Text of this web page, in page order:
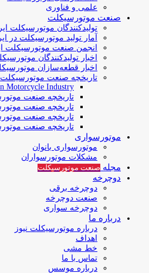
علمی و فناوری
صنعت موتورسیکلت
تولیدکنندگان موتورسیکلت
آمار تولید موتورسیکلت در
انجمن صنعت موتورسیکلت
اخبار تولیدکنندگان
اخبار قطعه‌سازان
تاریخچه صنعت موتورسیکلت
Motorcycle Industry
تاریخچه صنعت
تاریخچه صنعت
تاریخچه صنعت
تاریخچه صنعت
موتورسواری
موتورسواری بانوان
مشکلات موتورسواران
مجله صنعت موتورسیکلت
دوچرخه
دوچرخه برقی
صنعت دوچرخه
دوچرخه سواری
درباره ما
درباره موتورسیکلت نیوز
اهداف
خط مشی
تماس با ما
درباره موسس